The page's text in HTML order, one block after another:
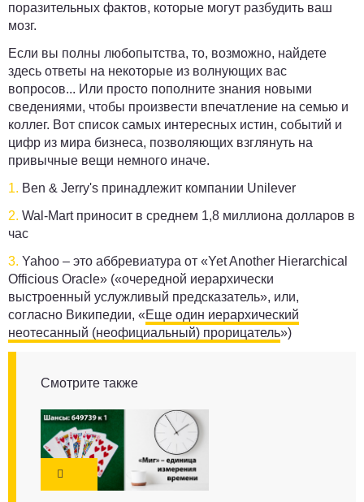
поразительных фактов, которые могут разбудить ваш
мозг.
Если вы полны любопытства, то, возможно, найдете
здесь ответы на некоторые из волнующих вас
вопросов... Или просто пополните знания новыми
сведениями, чтобы произвести впечатление на семью и
коллег. Вот список самых интересных истин, событий и
цифр из мира бизнеса, позволяющих взглянуть на
привычные вещи немного иначе.
1. Ben & Jerry's принадлежит компании Unilever
2. Wal-Mart приносит в среднем 1,8 миллиона долларов в
час
3. Yahoo – это аббревиатура от «Yet Another Hierarchical
Officious Oracle» («очередной иерархически
выстроенный услужливый предсказатель», или,
согласно Википедии, «Еще один иерархический
неотесанный (неофициальный) прорицатель»)
Смотрите также